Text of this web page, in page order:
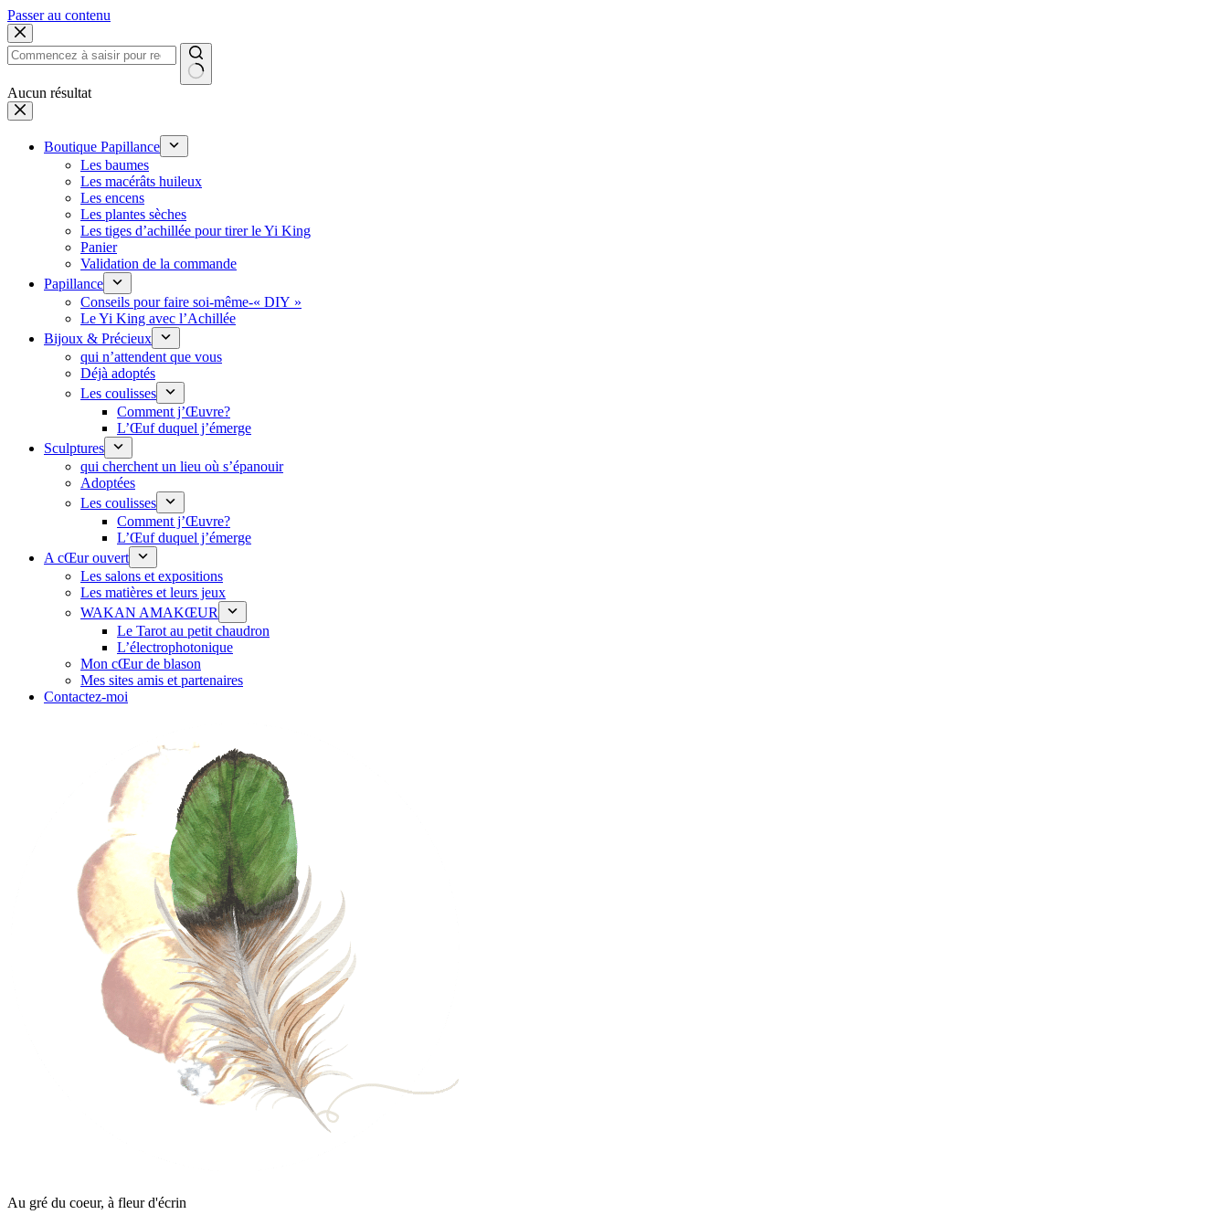
Passer au contenu
Aucun résultat
Boutique Papillance
Les baumes
Les macérâts huileux
Les encens
Les plantes sèches
Les tiges d’achillée pour tirer le Yi King
Panier
Validation de la commande
Papillance
Conseils pour faire soi-même-« DIY »
Le Yi King avec l’Achillée
Bijoux & Précieux
qui n’attendent que vous
Déjà adoptés
Les coulisses
Comment j’Œuvre?
L’Œuf duquel j’émerge
Sculptures
qui cherchent un lieu où s’épanouir
Adoptées
Les coulisses
Comment j’Œuvre?
L’Œuf duquel j’émerge
A cŒur ouvert
Les salons et expositions
Les matières et leurs jeux
WAKAN AMAKŒUR
Le Tarot au petit chaudron
L’électrophotonique
Mon cŒur de blason
Mes sites amis et partenaires
Contactez-moi
Au gré du coeur, à fleur d'écrin